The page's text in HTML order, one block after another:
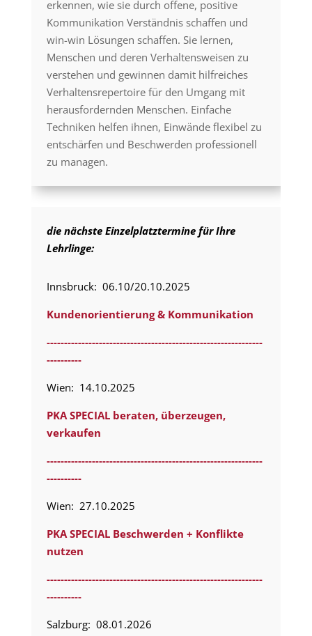
erkennen, wie sie durch offene, positive
Kommunikation Verständnis schaffen und
win-win Lösungen schaffen. Sie lernen,
Menschen und deren Verhaltensweisen zu
verstehen und gewinnen damit hilfreiches
Verhaltensrepertoire für den Umgang mit
herausfordernden Menschen. Einfache
Techniken helfen ihnen, Einwände flexibel zu
entschärfen und Beschwerden professionell
zu managen.
die nächste Einzelplatztermine für Ihre
Lehrlinge:
Innsbruck: 06.10/20.10.2025
Kundenorientierung & Kommunikation
--------------------------------------------------------------
----------
Wien: 14.10.2025
PKA SPECIAL beraten, überzeugen,
verkaufen
--------------------------------------------------------------
----------
Wien: 27.10.2025
PKA SPECIAL Beschwerden + Konflikte
nutzen
--------------------------------------------------------------
----------
Salzburg: 08.01.2026